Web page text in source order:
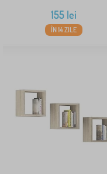
155 lei
ÎN 14 ZILE